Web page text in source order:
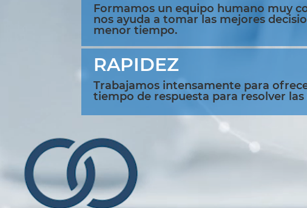
Formamos un equipo humano muy
nos ayuda a tomar las mejores
menor tiempo.
RAPIDEZ
Trabajamos intensamente para
tiempo de respuesta para resolver las